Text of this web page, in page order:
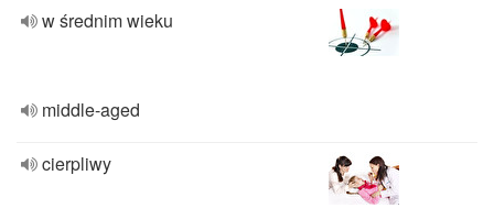
w średnim wieku
middle-aged
cierpliwy